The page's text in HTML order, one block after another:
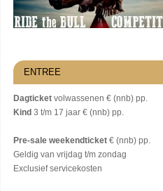
ENTREE
Dagticket volwassenen € (nnb) pp.
Kind 3 t/m 17 jaar € (nnb) pp.
Pre-sale weekendticket € (nnb) pp.
Geldig van vrijdag t/m zondag
Exclusief servicekosten